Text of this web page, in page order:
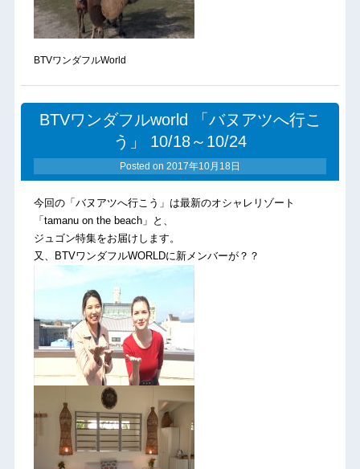
BTVワンダフルWorld
BTVワンダフルworld 「バヌアツへ行こ
う」 10/18～10/24
Posted on 2017年10月18日
今回の「バヌアツへ行こう」は最新のオシャレリゾート
「tamanu on the beach」と、
ジュゴン特集をお届けします。
又、BTVワンダフルWORLDに新メンバーが？？